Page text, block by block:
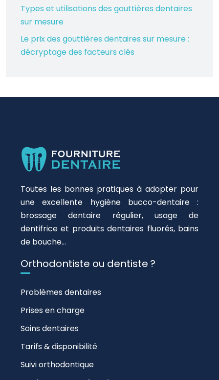
Types et utilisations des gouttières dentaires
sur mesure
Le prix des gouttières dentaires sur mesure :
décryptage des facteurs clés
Toutes les bonnes pratiques à adopter pour
une excellente hygiène bucco-dentaire :
brossage dentaire régulier, usage de
dentifrice et produits dentaires fluorés, bains
de bouche…
Orthodontiste ou dentiste ?
Problèmes dentaires
Prises en charge
Soins dentaires
Tarifs & disponibilité
Suivi orthodontique